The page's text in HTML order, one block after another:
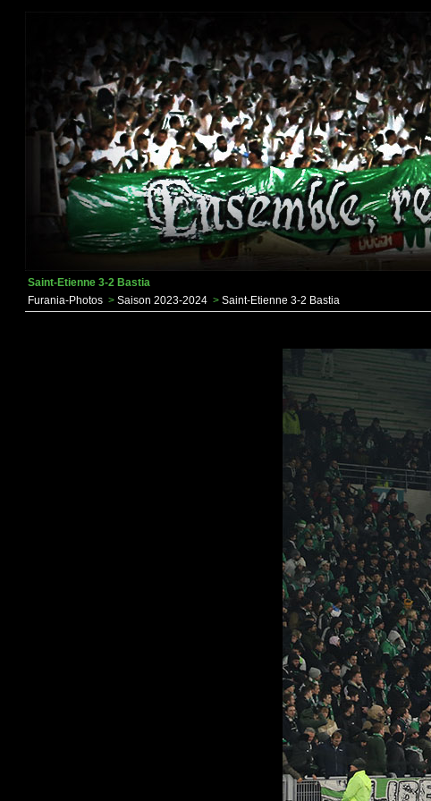
Saint-Etienne 3-2 Bastia
Furania-Photos > Saison 2023-2024 > Saint-Etienne 3-2 Bastia